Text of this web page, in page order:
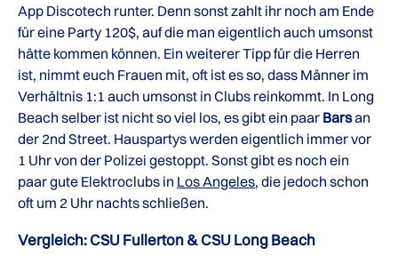
App Discotech runter. Denn sonst zahlt ihr noch am Ende
für eine Party 120$, auf die man eigentlich auch umsonst
hätte kommen können. Ein weiterer Tipp für die Herren
ist, nimmt euch Frauen mit, oft ist es so, dass Männer im
Verhältnis 1:1 auch umsonst in Clubs reinkommt. In Long
Beach selber ist nicht so viel los, es gibt ein paar Barsan
der 2nd Street. Hauspartys werden eigentlich immer vor
1 Uhr von der Polizei gestoppt. Sonst gibt es noch ein
paar gute Elektroclubs in Los Angeles, die jedoch schon
oft um 2 Uhr nachts schließen.
Vergleich: CSU Fullerton & CSU Long Beach